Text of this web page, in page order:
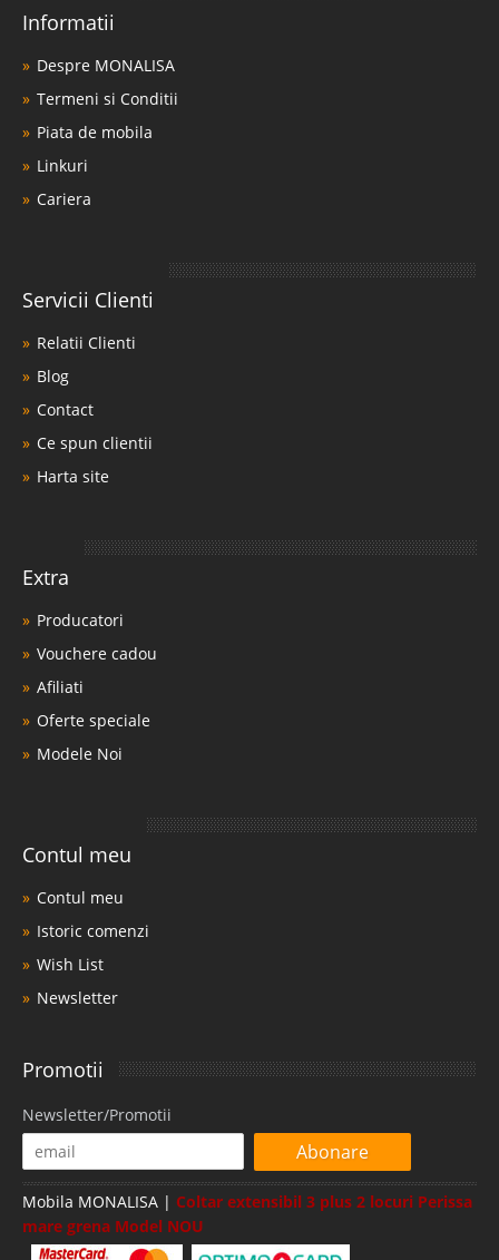
Informatii
Despre MONALISA
Termeni si Conditii
Piata de mobila
Linkuri
Cariera
Servicii Clienti
Relatii Clienti
Blog
Contact
Ce spun clientii
Harta site
Extra
Producatori
Vouchere cadou
Afiliati
Oferte speciale
Modele Noi
Contul meu
Contul meu
Istoric comenzi
Wish List
Newsletter
Promotii
Newsletter/Promotii
Abonare
Mobila MONALISA | Coltar extensibil 3 plus 2 locuri Perissa
mare grena Model NOU